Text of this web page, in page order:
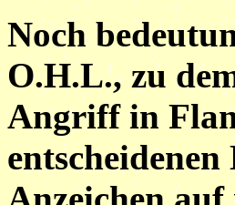
Noch
O.H.L., zu
Angriff in